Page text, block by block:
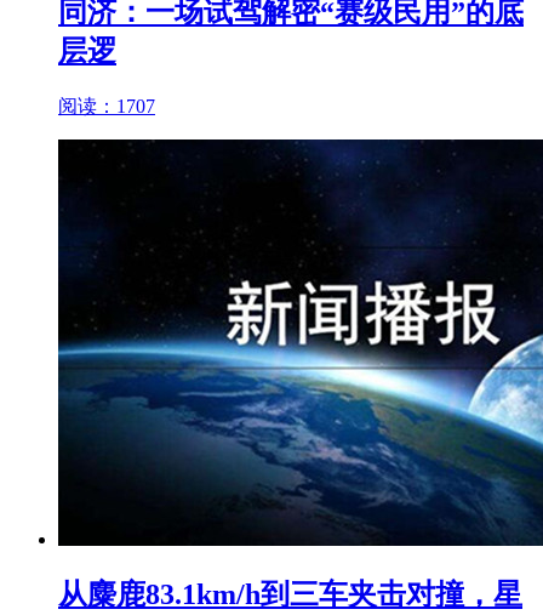
同济：一场试驾解密“赛级民用”的底
层逻
阅读：1707
从麋鹿83.1km/h到三车夹击对撞，星